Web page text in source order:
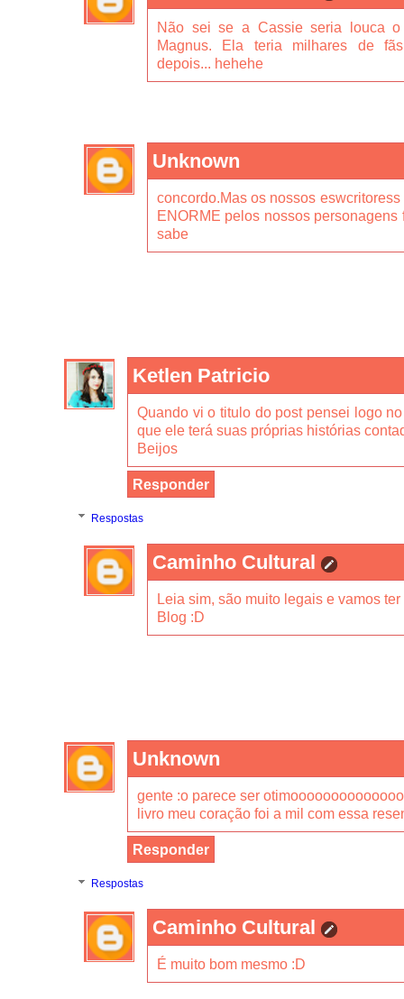
Não sei se a Cassie seria louca
Magnus. Ela teria milhares de
depois... hehehe
Unknown
concordo.Mas os nossos
ENORME pelos nossos personagens
sabe
Ketlen Patricio
Quando vi o titulo do post pensei logo
que ele terá suas próprias histórias
Beijos
Responder
Respostas
Caminho Cultural
Leia sim, são muito legais e vamos
Blog :D
Unknown
gente :o parece ser
livro meu coração foi a mil com essa
Responder
Respostas
Caminho Cultural
É muito bom mesmo :D